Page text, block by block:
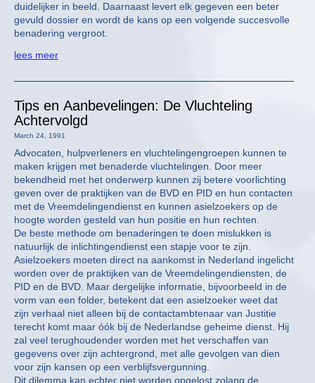
duidelijker in beeld. Daarnaast levert elk gegeven een beter
gevuld dossier en wordt de kans op een volgende succesvolle
benadering vergroot.
lees meer
Tips en Aanbevelingen: De Vluchteling
Achtervolgd
March 24, 1991
Advocaten, hulpverleners en vluchtelingengroepen kunnen te
maken krijgen met benaderde vluchtelingen. Door meer
bekendheid met het onderwerp kunnen zij betere voorlichting
geven over de praktijken van de BVD en PID en hun contacten
met de Vreemdelingendienst en kunnen asielzoekers op de
hoogte worden gesteld van hun positie en hun rechten.
De beste methode om benaderingen te doen mislukken is
natuurlijk de inlichtingendienst een stapje voor te zijn.
Asielzoekers moeten direct na aankomst in Nederland ingelicht
worden over de praktijken van de Vreemdelingendiensten, de
PID en de BVD. Maar dergelijke informatie, bijvoorbeeld in de
vorm van een folder, betekent dat een asielzoeker weet dat
zijn verhaal niet alleen bij de contactambtenaar van Justitie
terecht komt maar óók bij de Nederlandse geheime dienst. Hij
zal veel terughoudender worden met het verschaffen van
gegevens over zijn achtergrond, met alle gevolgen van dien
voor zijn kansen op een verblijfsvergunning.
Dit dilemma kan echter niet worden opgelost zolang de